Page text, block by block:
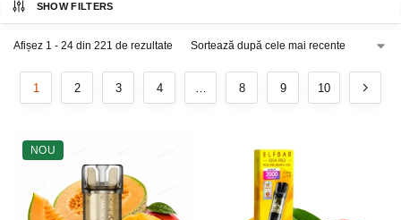
SHOW FILTERS
Afișez 1 - 24 din 221 de rezultate
1 2 3 4 … 8 9 10
NOU